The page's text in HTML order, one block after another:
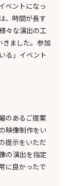
ベントになっ
、時間が長す
々な演出の工
きました。参加
る」イベント
のあるご提案
映像制作をい
提示をいただ
の演出を指定
に良かったで